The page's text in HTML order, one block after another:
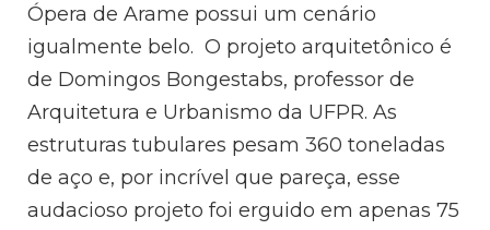
Ópera de Arame possui um cenário
igualmente belo.O projeto arquitetônico é
de Domingos Bongestabs, professor de
Arquitetura e Urbanismo da UFPR. As
estruturas tubulares pesam 360 toneladas
de aço e, por incrível que pareça, esse
audacioso projeto foi erguido em apenas 75